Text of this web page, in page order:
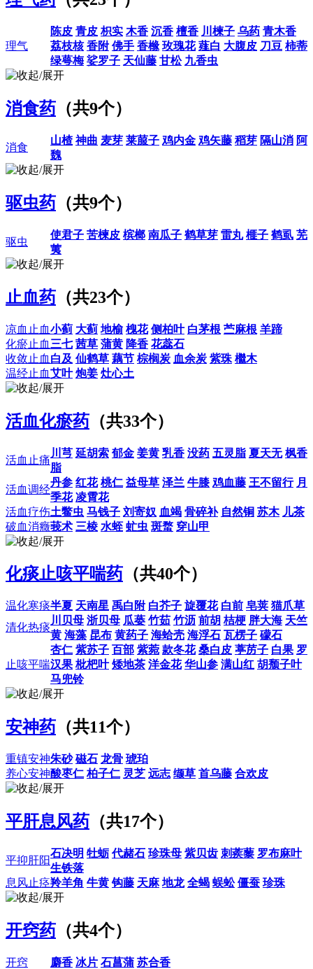
理气
陈皮 青皮 枳实 木香 沉香 檀香 川楝子 乌药 青木香
荔枝核 香附 佛手 香橼 玫瑰花 薤白 大腹皮 刀豆 柿蒂
绿萼梅 娑罗子 天仙藤 甘松 九香虫
消食药 （共9个）
消食
山楂 神曲 麦芽 莱菔子 鸡内金 鸡矢藤 稻芽 隔山消 阿
魏
驱虫药 （共9个）
驱虫
使君子 苦楝皮 槟榔 南瓜子 鹤草芽 雷丸 榧子 鹤虱 芜
荑
止血药 （共23个）
凉血止血小蓟 大蓟 地榆 槐花 侧柏叶 白茅根 苎麻根 羊蹄
化瘀止血 三七 茜草 蒲黄 降香 花蕊石
收敛止血 白及 仙鹤草 藕节 棕榈炭 血余炭 紫珠 檵木
温经止血艾叶 炮姜 灶心土
活血化瘀药 （共33个）
活血止痛
川芎 延胡索 郁金 姜黄 乳香 没药 五灵脂 夏天无 枫香
脂
活血调经
丹参 红花 桃仁 益母草 泽兰 牛膝 鸡血藤 王不留行 月
季花 凌霄花
活血疗伤土鳖虫 马钱子 刘寄奴 血竭 骨碎补 自然铜 苏木 儿茶
破血消癥莪术 三棱 水蛭 虻虫 斑蝥 穿山甲
化痰止咳平喘药 （共40个）
温化寒痰半夏 天南星 禹白附 白芥子 旋覆花 白前 皂荚 猫爪草
清化热痰
川贝母 浙贝母 瓜蒌 竹茹 竹沥 前胡 桔梗 胖大海 天竺
黄 海藻 昆布 黄药子 海蛤壳 海浮石 瓦楞子 礞石
止咳平喘
杏仁 紫苏子 百部 紫菀 款冬花 桑白皮 葶苈子 白果 罗
汉果 枇杷叶 矮地茶 洋金花 华山参 满山红 胡颓子叶
马兜铃
安神药 （共11个）
重镇安神朱砂 磁石 龙骨 琥珀
养心安神酸枣仁 柏子仁 灵芝 远志 缬草 首乌藤 合欢皮
平肝息风药 （共17个）
平抑肝阳
石决明 牡蛎 代赭石 珍珠母 紫贝齿 刺蒺藜 罗布麻叶
生铁落
息风止痉羚羊角 牛黄 钩藤 天麻 地龙 全蝎 蜈蚣 僵蚕 珍珠
开窍药 （共4个）
开窍 麝香 冰片 石菖蒲 苏合香